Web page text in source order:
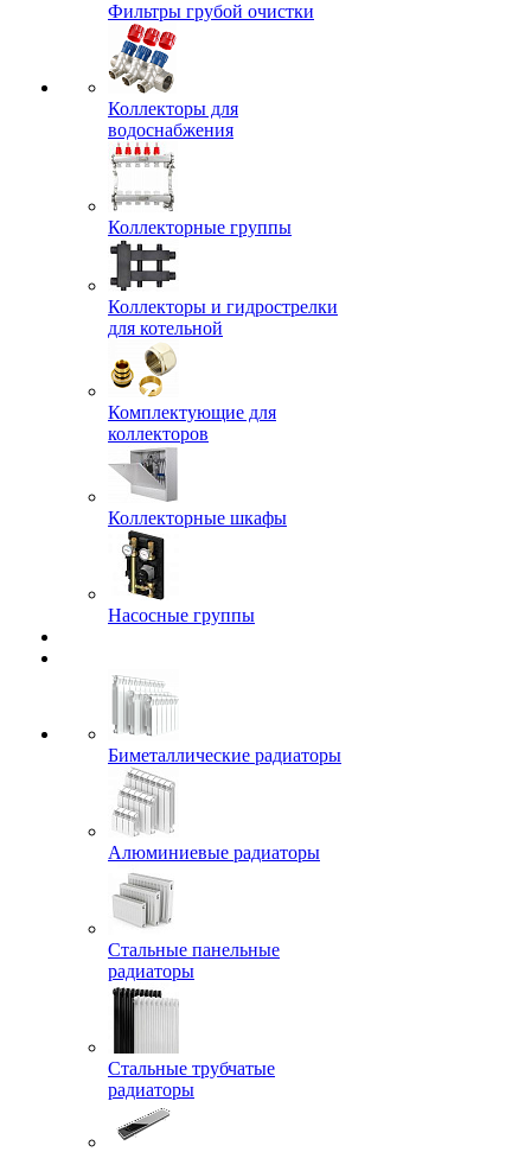
Фильтры грубой очистки
Коллекторы для
водоснабжения
Коллекторные группы
Коллекторы и гидрострелки
для котельной
Комплектующие для
коллекторов
Коллекторные шкафы
Насосные группы
Биметаллические радиаторы
Алюминиевые радиаторы
Стальные панельные
радиаторы
Стальные трубчатые
радиаторы